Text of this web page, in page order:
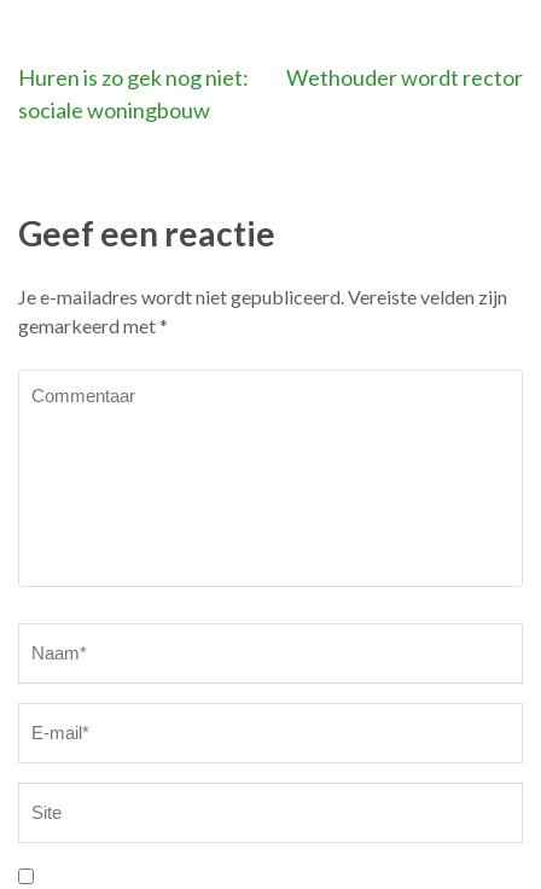
Bericht
navigatie
Huren is zo gek nog niet:
sociale woningbouw
Wethouder wordt rector
Geef een reactie
Je e-mailadres wordt niet gepubliceerd. Vereiste velden zijn
gemarkeerd met*